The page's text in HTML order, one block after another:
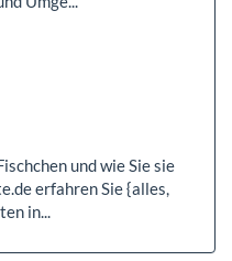
und wie Sie sie
erfahren Sie {alles,
in...